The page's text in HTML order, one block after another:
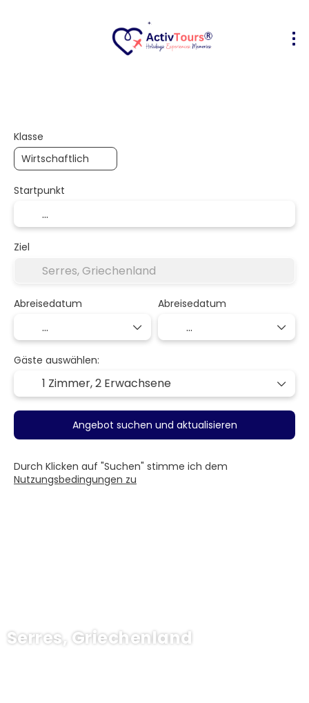
Serres, Griechenland
Klasse
Startpunkt
Ziel
Abreisedatum Abreisedatum
Gäste auswählen:
1 Zimmer,2 Erwachsene
Angebot suchen und aktualisieren
Durch Klicken auf "Suchen" stimme ich dem
Nutzungsbedingungen zu